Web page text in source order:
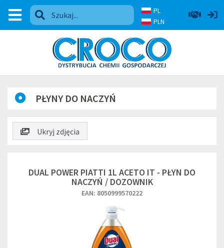
PL
PLN
PŁYNY DO NACZYŃ
Ukryj zdjęcia
DUAL POWER PIATTI 1L ACETO IT - PŁYN DO
NACZYŃ / DOZOWNIK
EAN: 8050999570222